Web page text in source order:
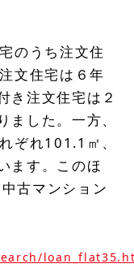
のうち注文住
文住宅は６年
き注文住宅は２
した。一方、
ぞれ101.1㎡、
ます。このほ
古マンション